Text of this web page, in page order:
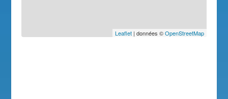
Leaflet| données ©OpenStreetMap